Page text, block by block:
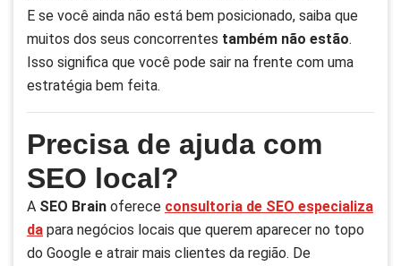
E se você ainda não está bem posicionado, saiba que
muitos dos seus concorrentes também não estão.
Isso significa que você pode sair na frente com uma
estratégia bem feita.
Precisa de ajuda com
SEO local?
A SEO Brain oferece consultoria de SEO especializa
da para negócios locais que querem aparecer no topo
do Google e atrair mais clientes da região. De